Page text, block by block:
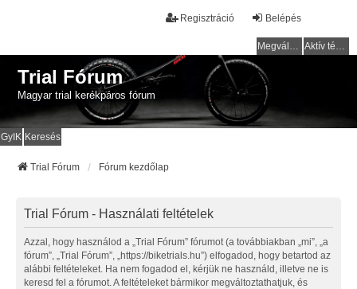
Belépés
Regisztráció
Megválaszolatlan témák Aktív témák
Trial Fórum
Magyar trial kerékpáros fórum
GyIK Keresés
Trial Fórum Fórum kezdőlap
Trial Fórum - Használati feltételek
Azzal, hogy használod a „Trial Fórum” fórumot (a továbbiakban „mi”, „a
fórum”, „Trial Fórum”, „https://biketrials.hu”) elfogadod, hogy betartod az
alábbi feltételeket. Ha nem fogadod el, kérjük ne használd, illetve ne is
keresd fel a fórumot. A feltételeket bármikor megváltoztathatjuk, és